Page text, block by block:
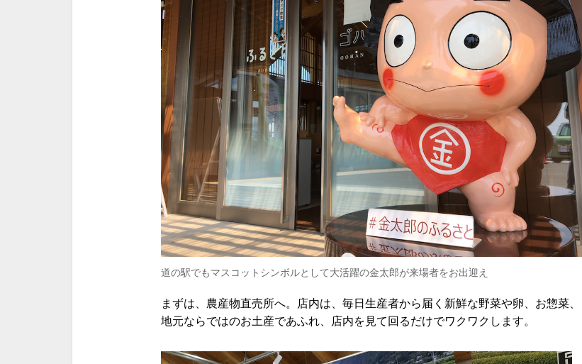
道の駅でもマスコットシンボルとして大活躍の金太郎が来場者をお出迎え
まずは、農産物直売所へ。店内は、毎日生産者から届く新鮮な野菜や卵、お惣菜、
地元ならではのお土産であふれ、店内を見て回るだけでワクワクします。